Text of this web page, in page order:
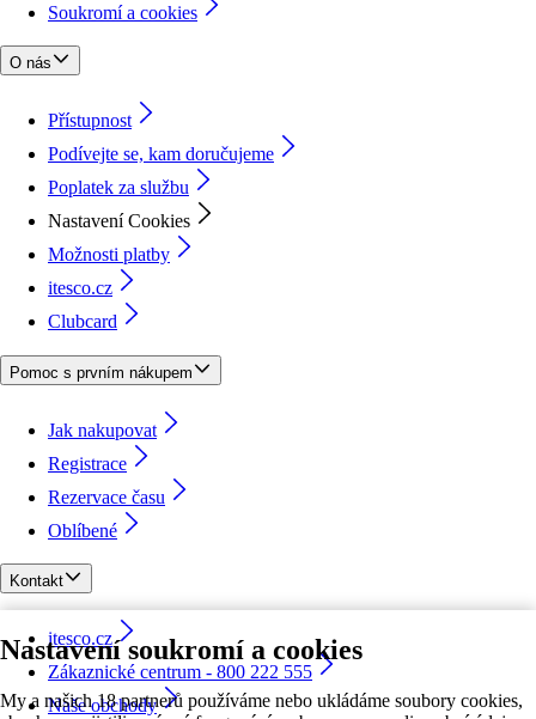
Nastavení soukromí a cookies
My a našich 18 partnerů používáme nebo ukládáme soubory cookies,
Soukromí a cookies
O nás
Přístupnost
Podívejte se, kam doručujeme
Poplatek za službu
Nastavení Cookies
Možnosti platby
itesco.cz
Clubcard
Pomoc s prvním nákupem
Jak nakupovat
Registrace
Rezervace času
Oblíbené
Kontakt
itesco.cz
Zákaznické centrum - 800 222 555
Naše obchody